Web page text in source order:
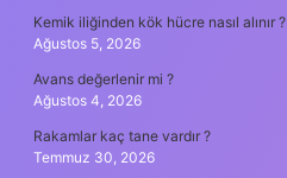
Kemik iliğinden kök hücre nasıl alınır ?
Ağustos 5, 2026
Avans değerlenir mi ?
Ağustos 4, 2026
Rakamlar kaç tane vardır ?
Temmuz 30, 2026